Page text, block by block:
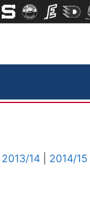
2013/14 2014/15